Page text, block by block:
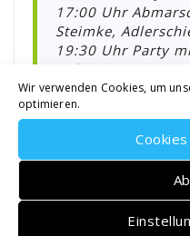
Wir verwenden Cookies, um
optimieren.
17:00 Uhr
Steimke,
19:30 Uhr Party
Bubingas
15. Juni
(Scheiben